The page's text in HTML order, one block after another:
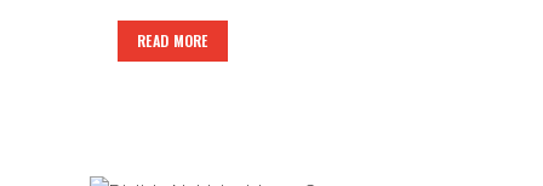
READ MORE